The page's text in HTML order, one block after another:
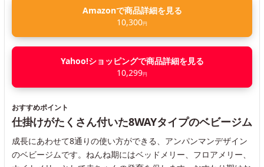
Amazonで商品詳細を見る
10,300円
Yahoo!ショッピングで商品詳細を見る
10,299円
おすすめポイント
仕掛けがたくさん付いた8WAYタイプのベビージム
成長にあわせて8通りの使い方ができる、アンパンマンデザイン
のベビージムです。ねんね期にはベッドメリー、フロアメリー、